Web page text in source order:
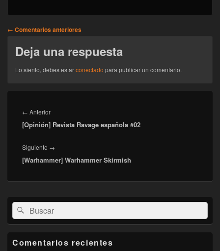
Navegación
comentarios
← Comentarios anteriores
Deja una respuesta
Lo siento, debes estarconectado para publicar un comentario.
de
entradas
← AnteriorEntrada
anterior:
[Opinión] Revista Ravage española #02
Siguiente →
siguiente:
[Warhammer] Warhammer Skirmish
área
de
widget
lateral
Buscar
por:
Buscar
Comentarios recientes